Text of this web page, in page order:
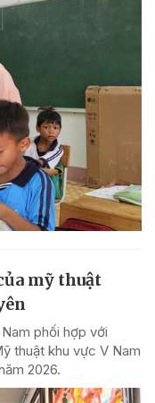
mỹ thuật
phối hợp với
thuật khu vực V Nam
2026.